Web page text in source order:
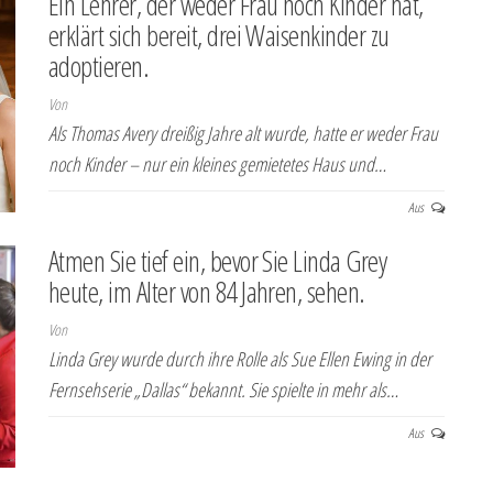
erklärt sich bereit, drei Waisenkinder zu
adoptieren.
Von
Als Thomas Avery dreißig Jahre alt wurde, hatte er weder Frau
noch Kinder – nur ein kleines gemietetes Haus und…
Aus
Atmen Sie tief ein, bevor Sie Linda Grey
heute, im Alter von 84 Jahren, sehen.
Von
Linda Grey wurde durch ihre Rolle als Sue Ellen Ewing in der
Fernsehserie „Dallas“ bekannt. Sie spielte in mehr als…
Aus